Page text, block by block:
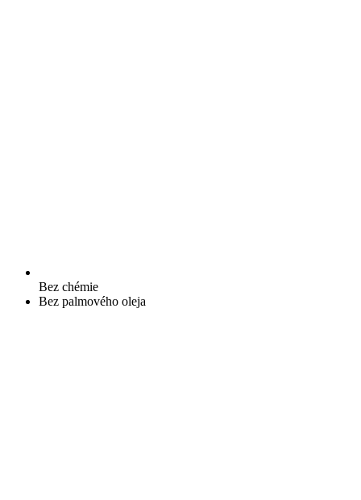
Bez chémie
Bez palmového oleja